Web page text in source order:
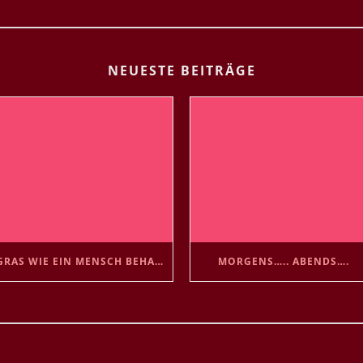
NEUESTE BEITRÄGE
GRAS WIE EIN MENSCH BEHANDELN 😘 MORGENS….. ABENDS….